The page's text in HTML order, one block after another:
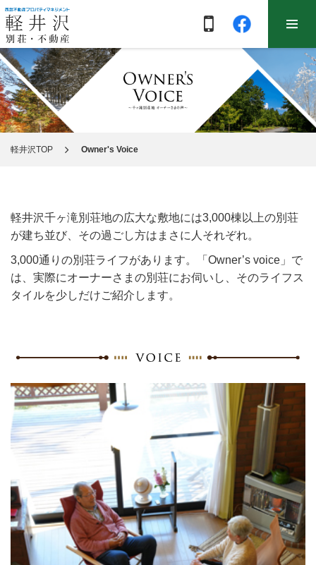
軽井沢TOP Owner's Voice
軽井沢千ヶ滝別荘地の広大な敷地には3,000棟以上の別荘
が建ち並び、その過ごし方はまさに人それぞれ。
3,000通りの別荘ライフがあります。「Owner’s voice」で
は、実際にオーナーさまの別荘にお伺いし、そのライフス
タイルを少しだけご紹介します。